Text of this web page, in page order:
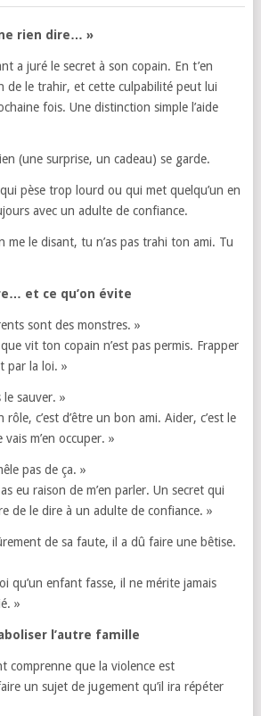
ne rien dire… »
a juré le secret à son copain. En t’en
de le trahir, et cette culpabilité peut lui
fois. Une distinction simple l’aide
(une surprise, un cadeau) se garde.
pèse trop lourd ou qui met quelqu’un en
avec un adulte de confiance.
me le disant, tu n’as pas trahi ton ami. Tu
et ce qu’on évite
sont des monstres. »
vit ton copain n’est pas permis. Frapper
par la loi. »
sauver. »
c’est d’être un bon ami. Aider, c’est le
m’en occuper. »
pas de ça. »
eu raison de m’en parler. Un secret qui
de le dire à un adulte de confiance. »
de sa faute, il a dû faire une bêtise.
qu’un enfant fasse, il ne mérite jamais
»
l’autre famille
comprenne que la violence est
un sujet de jugement qu’il ira répéter